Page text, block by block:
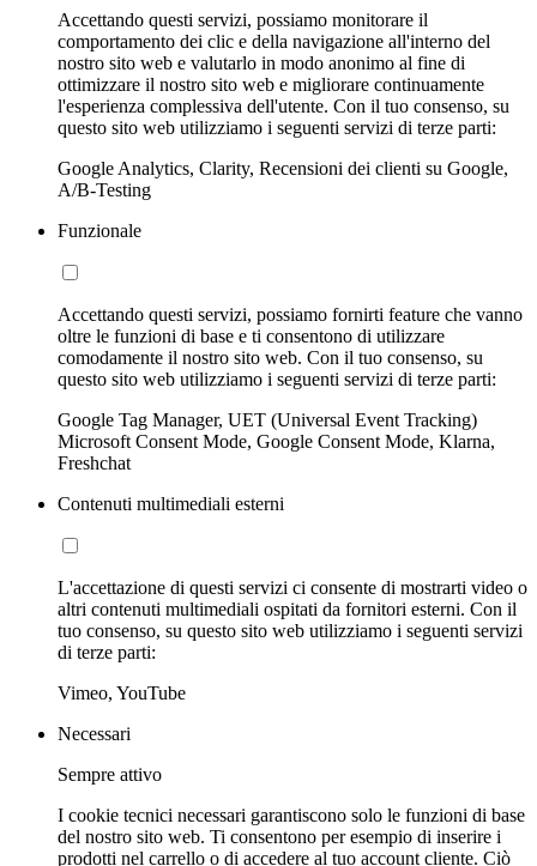
Accettando questi servizi, possiamo monitorare il
comportamento dei clic e della navigazione all'interno del
nostro sito web e valutarlo in modo anonimo al fine di
ottimizzare il nostro sito web e migliorare continuamente
l'esperienza complessiva dell'utente. Con il tuo consenso, su
questo sito web utilizziamo i seguenti servizi di terze parti:
Google Analytics, Clarity, Recensioni dei clienti su Google,
A/B-Testing
Funzionale
Accettando questi servizi, possiamo fornirti feature che vanno
oltre le funzioni di base e ti consentono di utilizzare
comodamente il nostro sito web. Con il tuo consenso, su
questo sito web utilizziamo i seguenti servizi di terze parti:
Google Tag Manager, UET (Universal Event Tracking)
Microsoft Consent Mode, Google Consent Mode, Klarna,
Freshchat
Contenuti multimediali esterni
L'accettazione di questi servizi ci consente di mostrarti video o
altri contenuti multimediali ospitati da fornitori esterni. Con il
tuo consenso, su questo sito web utilizziamo i seguenti servizi
di terze parti:
Vimeo, YouTube
Necessari
Sempre attivo
I cookie tecnici necessari garantiscono solo le funzioni di base
del nostro sito web. Ti consentono per esempio di inserire i
prodotti nel carrello o di accedere al tuo account cliente. Ciò